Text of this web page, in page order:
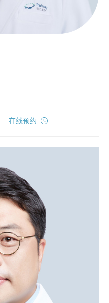
在线预约